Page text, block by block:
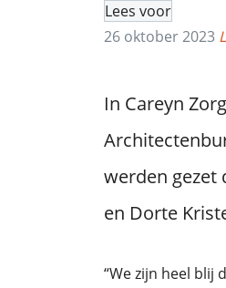
Lees voor
26 oktober 2023
In Careyn
werden gezet
en Dorte
“We zijn heel blij